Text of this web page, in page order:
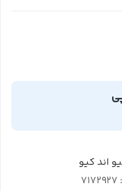
اند کیو